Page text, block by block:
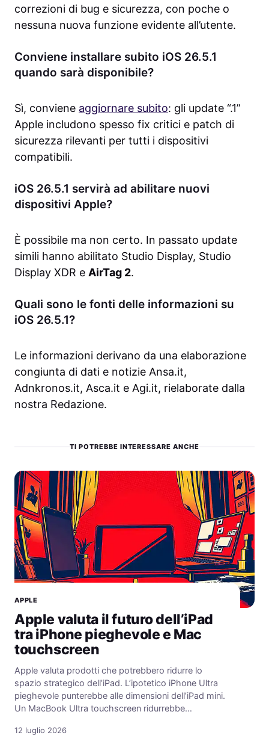
correzioni di bug e sicurezza, con poche o
nessuna nuova funzione evidente all’utente.
Conviene installare subito iOS 26.5.1
quando sarà disponibile?
Sì, conviene aggiornare subito: gli update “.1”
Apple includono spesso fix critici e patch di
sicurezza rilevanti per tutti i dispositivi
compatibili.
iOS 26.5.1 servirà ad abilitare nuovi
dispositivi Apple?
È possibile ma non certo. In passato update
simili hanno abilitato Studio Display, Studio
Display XDR e AirTag 2.
Quali sono le fonti delle informazioni su
iOS 26.5.1?
Le informazioni derivano da una elaborazione
congiunta di dati e notizie Ansa.it,
Adnkronos.it, Asca.it e Agi.it, rielaborate dalla
nostra Redazione.
TI POTREBBE INTERESSARE ANCHE
APPLE
Apple valuta il futuro dell’iPad
tra iPhone pieghevole e Mac
touchscreen
Apple valuta prodotti che potrebbero ridurre lo
spazio strategico dell’iPad. L’ipotetico iPhone Ultra
pieghevole punterebbe alle dimensioni dell’iPad mini.
Un MacBook Ultra touchscreen ridurrebbe…
12 luglio 2026